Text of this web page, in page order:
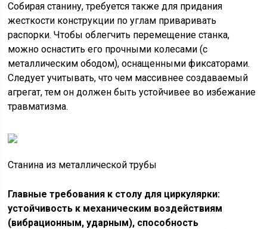
Собирая станину, требуется также для придания
жесткости конструкции по углам приваривать
распорки. Чтобы облегчить перемещение станка,
можно оснастить его прочными колесами (с
металлическим ободом), оснащенными фиксаторами.
Следует учитывать, что чем массивнее создаваемый
агрегат, тем он должен быть устойчивее во избежание
травматизма.
Станина из металлической трубы
Главные требования к столу для циркулярки:
устойчивость к механическим воздействиям
(вибрационным, ударным), способность